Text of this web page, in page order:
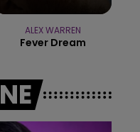
ALEX WARREN
Fever Dream